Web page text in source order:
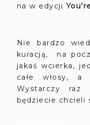
na w edycji
Nie bardzo
kuracją, na
jakaś wcierka,
całe włosy, a
Wystarczy raz
będziecie chcieli